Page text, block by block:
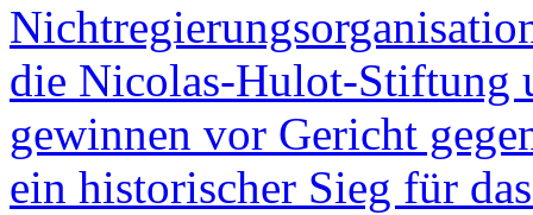
die Nicolas-Hulot-Stiftung
gewinnen vor Gericht
ein historischer Sieg für